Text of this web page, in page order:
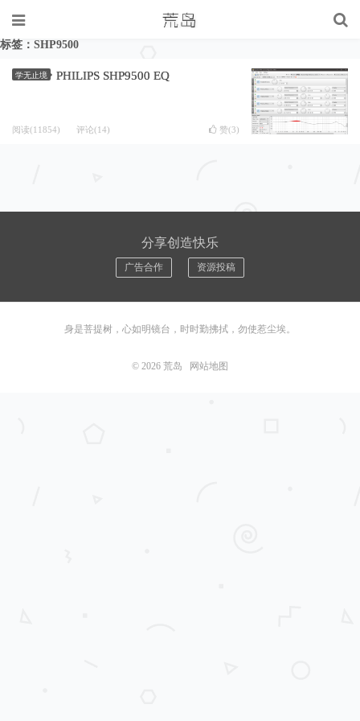
标签：SHP9500
学无止境 PHILIPS SHP9500 EQ
阅读(11854) 评论(14) 赞(3)
分享创造快乐
广告合作 资源投稿
身是菩提树，心如明镜台，时时勤拂拭，勿使惹尘埃。
© 2026 荒岛 网站地图